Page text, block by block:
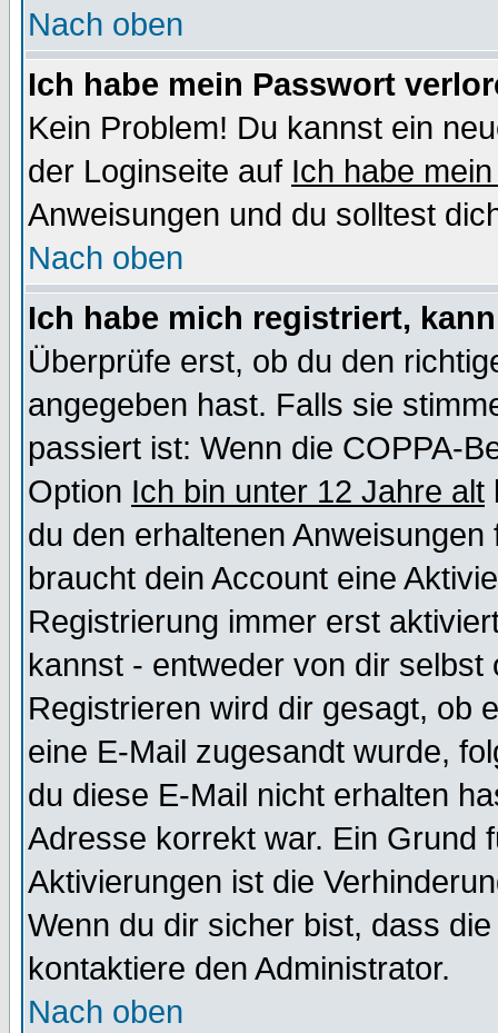
Nach oben
Ich habe mein Passwort
Kein Problem! Du kannst ein
der Loginseite auf Ich habe
Anweisungen und du solltest
Nach oben
Ich habe mich registriert,
Überprüfe erst, ob du den
angegeben hast. Falls sie
passiert ist: Wenn die COPPA-
Option Ich bin unter 12 Jahre alt
du den erhaltenen
braucht dein Account eine
Registrierung immer erst
kannst - entweder von dir selbst
Registrieren wird dir gesagt, ob
eine E-Mail zugesandt wurde,
du diese E-Mail nicht erhalten
Adresse korrekt war. Ein Grund
Aktivierungen ist die
Wenn du dir sicher bist, dass
kontaktiere den Administrator.
Nach oben